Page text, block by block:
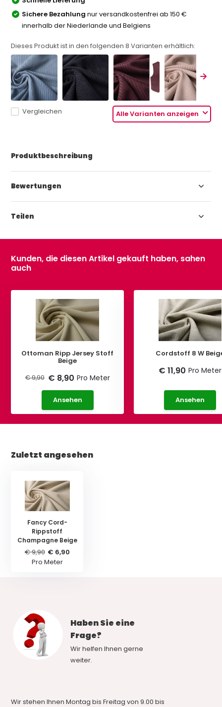
Sichere Bezahlung nur versandkostenfrei ab 150 €
innerhalb der Niederlande und Belgiens
Dieses Produkt ist in den folgenden8 Varianten erhältlich:
Alle Varianten anzeigen
Vergleichen
Produktbeschreibung
Bewertungen
Teilen
Kunden, die diesen Artikel gekauft haben, sahen
auch
Ottoman Ripp Jersey Stoff
Beige
€ 9,90 € 8,90 Pro Meter
Ansehen
Cordstoff 8 W
€ 11,90 Pro Meter
Ansehen
Zuletzt angesehen
Fancy Cord-
Rippstoff
Champagne Beige
€ 9,90 € 6,90
Pro Meter
Haben Sie eine
Frage?
Wir helfen Ihnen gerne
weiter.
Wir stehen Ihnen Montag bis Freitag von 9.00 bis